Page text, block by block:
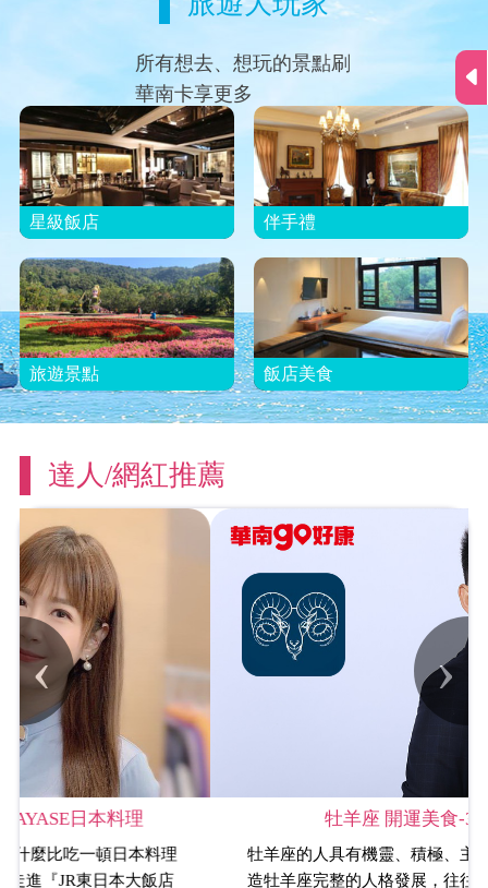
所有想去、想玩的景點刷
華南卡享更多
星級飯店 伴手禮
旅遊景點 飯店美食
達人/網紅推薦
牡羊座 開運美食-3/21~4/20
牡羊座的人具有機靈、積極、主動和冒險的人格，塑
造牡羊座完整的人格發展，往往跟他小時候發生的各
‹ ›